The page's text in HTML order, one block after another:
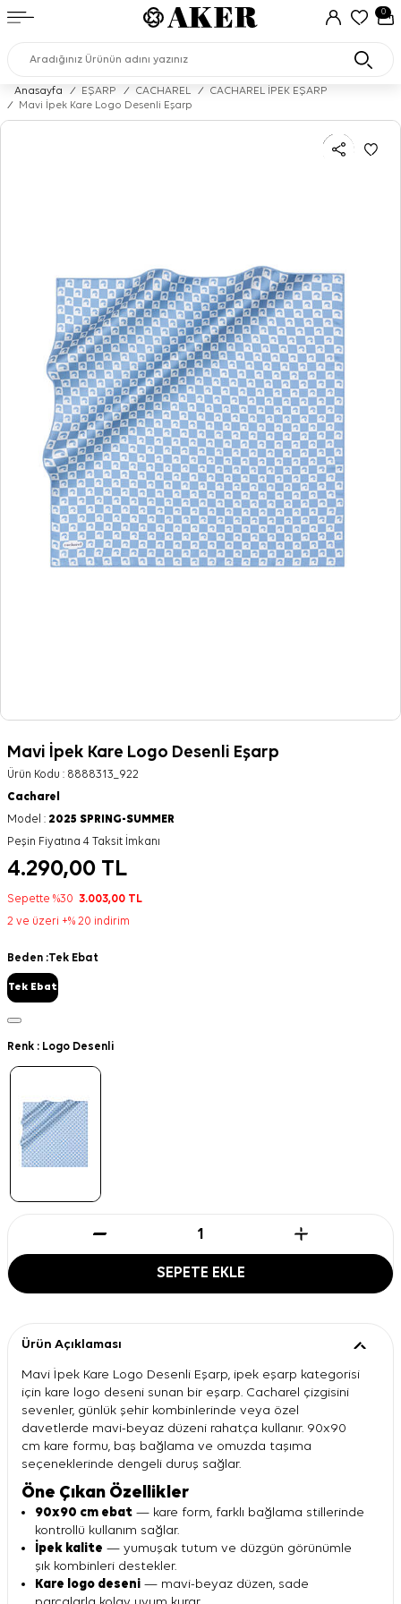
0
Anasayfa / EŞARP / CACHAREL /
CACHAREL İPEK EŞARP
/
Mavi İpek Kare Logo Desenli Eşarp
Mavi İpek Kare Logo Desenli Eşarp
Ürün Kodu : 8888313_922
Cacharel
Model : 2025 SPRING-SUMMER
Peşin Fiyatına 4 Taksit İmkanı
4.290,00 TL
Sepette %30 3.003,00 TL
2 ve üzeri +% 20 indirim
Beden :Tek Ebat
Tek Ebat
Renk : Logo Desenli
SEPETE EKLE
Ürün Açıklaması
Mavi İpek Kare Logo Desenli Eşarp, ipek eşarp kategorisi
için kare logo deseni sunan bir eşarp. Cacharel çizgisini
sevenler, günlük şehir kombinlerinde veya özel
davetlerde mavi-beyaz düzeni rahatça kullanır. 90x90
cm kare formu, baş bağlama ve omuzda taşıma
seçeneklerinde dengeli duruş sağlar.
Öne Çıkan Özellikler
90x90 cm ebat — kare form, farklı bağlama stillerinde
kontrollü kullanım sağlar.
İpek kalite — yumuşak tutum ve düzgün görünümle
şık kombinleri destekler.
Kare logo deseni — mavi-beyaz düzen, sade